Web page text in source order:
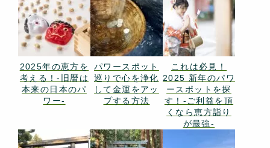
2025年の恵方を
考える！-旧暦は
本来の日本のパ
ワー-
パワースポット
巡りで心を浄化
して金運をアッ
プする方法
これは必見！
2025 新年のパワ
ースポットを探
す！-ご利益を頂
くなら恵方詣り
が最強-